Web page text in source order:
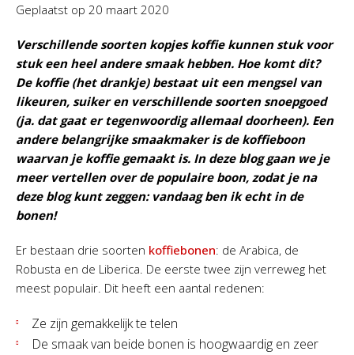
Geplaatst op 20 maart 2020
Verschillende soorten kopjes koffie kunnen stuk voor
stuk een heel andere smaak hebben. Hoe komt dit?
De koffie (het drankje) bestaat uit een mengsel van
likeuren, suiker en verschillende soorten snoepgoed
(ja. dat gaat er tegenwoordig allemaal doorheen). Een
andere belangrijke smaakmaker is de koffieboon
waarvan je koffie gemaakt is. In deze blog gaan we je
meer vertellen over de populaire boon, zodat je na
deze blog kunt zeggen: vandaag ben ik echt in de
bonen!
Er bestaan drie soorten koffiebonen: de Arabica, de
Robusta en de Liberica. De eerste twee zijn verreweg het
meest populair. Dit heeft een aantal redenen:
Ze zijn gemakkelijk te telen
De smaak van beide bonen is hoogwaardig en zeer